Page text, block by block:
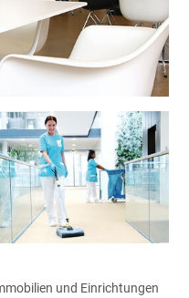
und Einrichtungen